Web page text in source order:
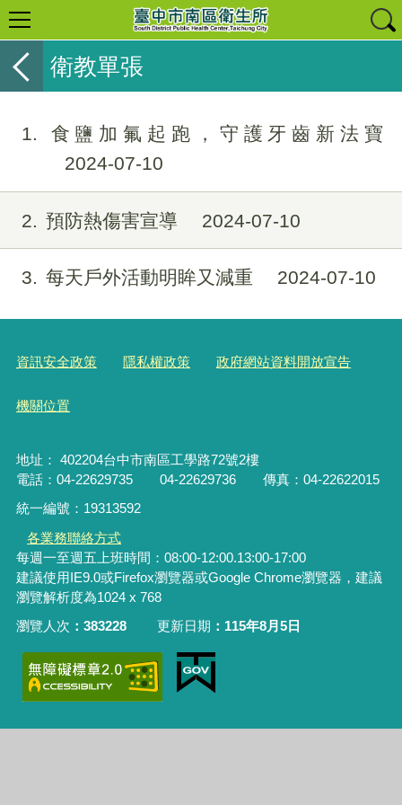
衛教單張
1
食鹽加氟起跑，守護牙齒新法寶
2024-07-10
2 預防熱傷害宣導 2024-07-10
3 每天戶外活動明眸又減重 2024-07-10
資訊安全政策 隱私權政策 政府網站資料開放宣告
機關位置
地址： 402204台中市南區工學路72號2樓
電話：04-22629735 04-22629736 傳真：04-22622015
統一編號：19313592
各業務聯絡方式
每週一至週五上班時間：08:00-12:00.13:00-17:00
建議使用IE9.0或Firefox瀏覽器或Google Chrome瀏覽器，建議
瀏覽解析度為1024 x 768
瀏覽人次
383228 更新日期 115年8月5日